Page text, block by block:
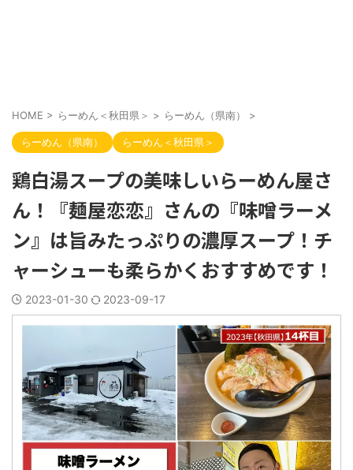
HOME > らーめん＜秋田県＞ > らーめん（県南） >
らーめん（県南） らーめん＜秋田県＞
鶏白湯スープの美味しいらーめん屋さ
ん！『麺屋恋恋』さんの『味噌ラーメ
ン』は旨みたっぷりの濃厚スープ！チ
ャーシューも柔らかくおすすめです！
2023-01-30 2023-09-17